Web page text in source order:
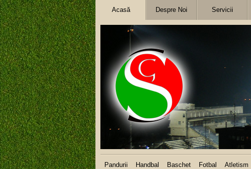
Acasă Despre Noi Servicii
Pandurii Handbal Baschet Fotbal Atletism